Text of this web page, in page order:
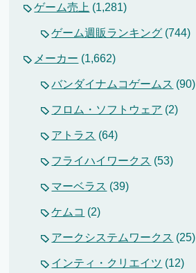
ゲーム売上 (1,281)
ゲーム週販ランキング (744)
メーカー (1,662)
バンダイナムコゲームス (90)
フロム・ソフトウェア (2)
アトラス (64)
フライハイワークス (53)
マーベラス (39)
ケムコ (2)
アークシステムワークス (25)
インティ・クリエイツ (12)